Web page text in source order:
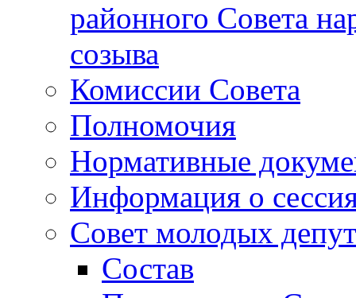
районного Совета
созыва
Комиссии Совета
Полномочия
Нормативные
Информация о
Совет молодых
Состав